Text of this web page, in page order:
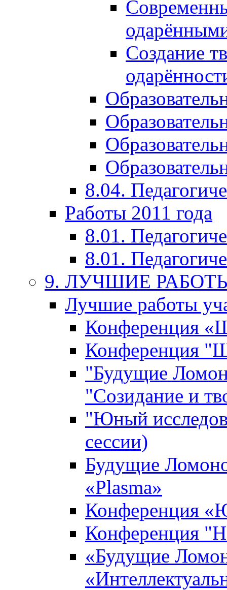
Создание
8.04.
Работы 2011 года
8.01.
8.01.
9. ЛУЧШИЕ
Лучшие работы
Конференция
Конференция
"Будущие
"Созидание и
"Юный
сессии)
Будущие
«Plasma»
Конференция
Конференция
«Будущие